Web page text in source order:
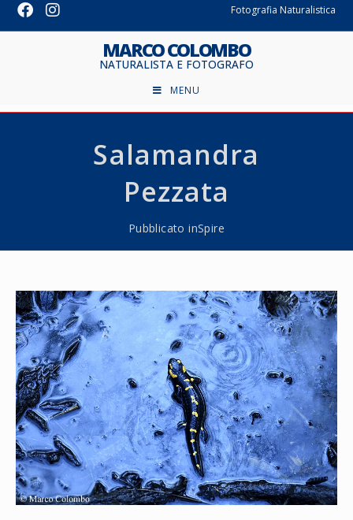
Fotografia Naturalistica
MARCO COLOMBO
NATURALISTA E FOTOGRAFO
MENU
Salamandra
Pezzata
Pubblicato inSpire